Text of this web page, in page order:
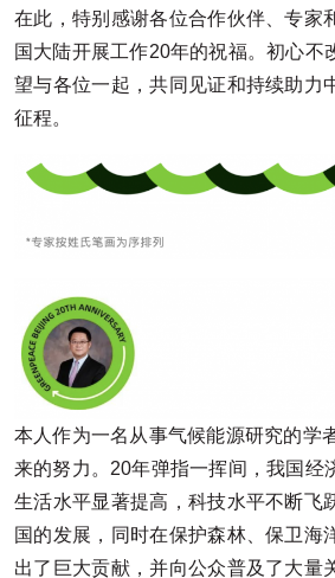
在此，特别感谢各位合作伙伴、专家
国大陆开展工作20年的祝福。初心不
望与各位一起，共同见证和持续助力
征程。
本人作为一名从事气候能源研究的学
来的努力。20年弹指一挥间，我国经
生活水平显著提高，科技水平不断飞
国的发展，同时在保护森林、保卫海
出了巨大贡献，并向公众普及了大量